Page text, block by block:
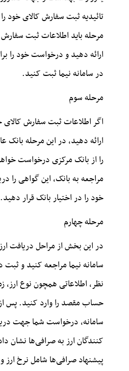
تائیدیه ثبت سفارش کالای خود
مرحله باید اطلاعات ثبت
ارائه دهید و درخواست خود را
در سامانه نیما ثبت کنید.
مرحله سوم
اگر اطلاعات ثبت سفارش کالای
ارائه دهید، در این مرحله
را از بانک مرکزی درخواست
مراجعه به بانک، این گواهی را
خود را در اختیار بانک قرار دهید.
مرحله چهارم
در این بخش از مراحل دریافت
سامانه نیما مراجعه کنید و
نظر، اطلاعاتی همچون نوع ارز،
حساب مقصد را وارد کنید. پس
سامانه، درخواست شما جهت
کنندگان ارز به صرافی‌ها نشان
پیشنهاد صرافی‌ها شامل نرخ ارز